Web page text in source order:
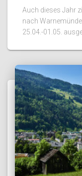
Auch dieses Jahr
nach
25.04.-01.05.